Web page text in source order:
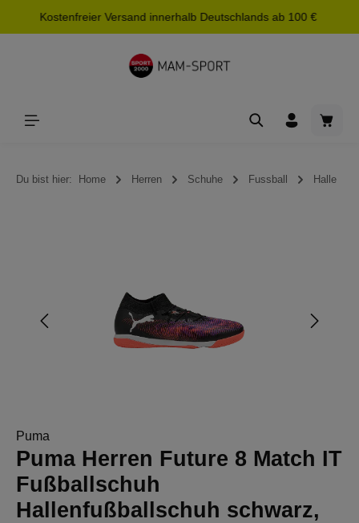
springen
Kostenfreier Versand innerhalb Deutschlands ab 100 €
Du bist hier: Home Herren Schuhe Fussball Halle
Puma
Puma Herren Future 8 Match IT
Fußballschuh
Hallenfußballschuh schwarz,